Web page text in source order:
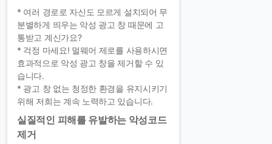
* 여러 경로로 자신도 모르게 설치되어 무
분별하게 띄우는 악성 광고 창 때문에 고
통받고 계신가요?
* 걱정 마세요! 멀웨어 제로를 사용하시면
효과적으로 악성 광고 창을 제거할 수 있
습니다.
* 광고 창 없는 청정한 환경을 유지시키기
위해 저희는 계속 노력하고 있습니다.
실질적인 피해를 유발하는 악성코드
제거